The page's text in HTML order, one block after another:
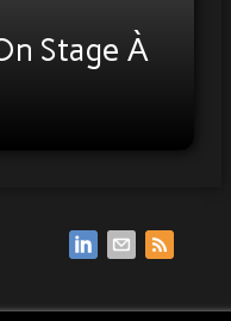
Stage À